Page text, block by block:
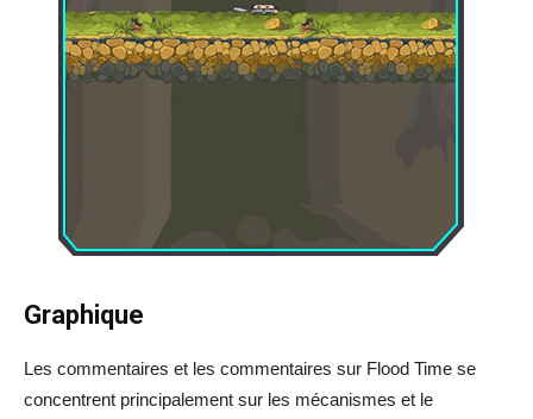
Graphique
Les commentaires et les commentaires sur Flood Time se
concentrent principalement sur les mécanismes et le